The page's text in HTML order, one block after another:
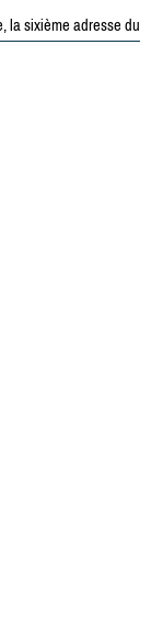
la sixième adresse du